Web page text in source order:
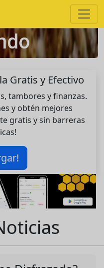
Gratis y Efectivo
tambores y finanzas.
y obtén mejores
gratis y sin barreras